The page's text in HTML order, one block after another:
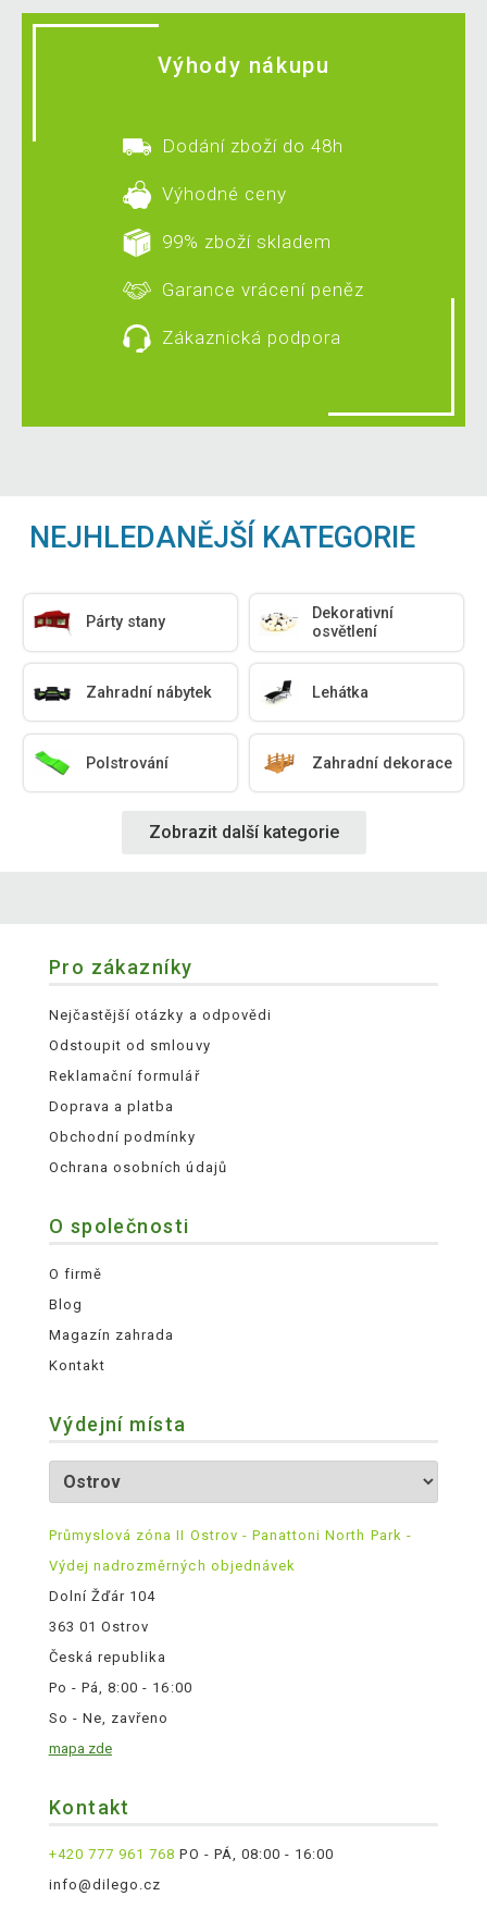
Výhody nákupu
Dodání zboží do 48h
Výhodné ceny
99% zboží skladem
Garance vrácení peněz
Zákaznická podpora
NEJHLEDANĚJŠÍ KATEGORIE
Párty stany
Dekorativní
osvětlení
Zahradní nábytek Lehátka
Polstrování Zahradní dekorace
Zobrazit další kategorie
Pro zákazníky
Nejčastější otázky a odpovědi
Odstoupit od smlouvy
Reklamační formulář
Doprava a platba
Obchodní podmínky
Ochrana osobních údajů
O společnosti
O firmě
Blog
Magazín zahrada
Kontakt
Výdejní místa
Průmyslová zóna II Ostrov - Panattoni North Park -
Výdej nadrozměrných objednávek
Dolní Žďár 104
363 01 Ostrov
Česká republika
Po - Pá, 8:00 - 16:00
So - Ne, zavřeno
mapa zde
Kontakt
+420 777 961 768 PO - PÁ, 08:00 - 16:00
info@dilego.cz